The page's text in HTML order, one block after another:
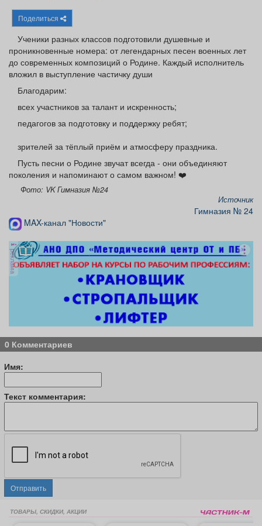
Афиша
Товары Поздравления
Я - пенсионер
Поделиться
Ученики разных классов подготовили душевные и
проникновенные номера: от легендарных песен военных лет
до современных композиций о Родине. Каждый исполнитель
вложил в выступление частичку души
Благодарим:
всех участников за талант и искренность;
педагогов за подготовку и поддержку ребят;
зрителей за тёплый приём и атмосферу праздника.
Пусть песни о Родине звучат всегда - они объединяют
поколения и напоминают о самом важном! ❤️
Фото: VK Гимназия №24
Источник
Гимназия № 24
MAX-канал "Новости"
реклама
0 Комментариев
Имя:
Текст комментария:
Отправить
ТОВАРЫ, СКИДКИ, АКЦИИ